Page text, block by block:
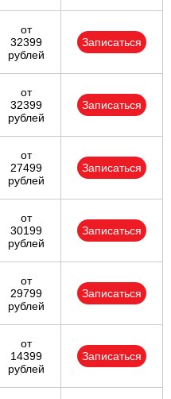
от
32399
рублей
Записаться
от
32399
рублей
Записаться
от
27499
рублей
Записаться
от
30199
рублей
Записаться
от
29799
рублей
Записаться
от
14399
рублей
Записаться